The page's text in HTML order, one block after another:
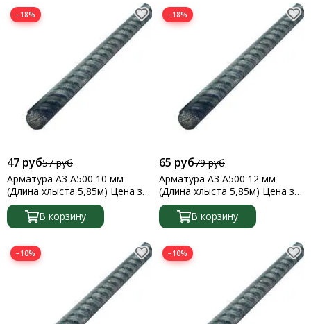
−18%
47 руб57 руб
Арматура А3 А500 10 мм
(Длина хлыста 5,85м) Цена за
1 метр
В корзину
−18%
65 руб79 руб
Арматура А3 А500 12 мм
(Длина хлыста 5,85м) Цена за
1 метр
В корзину
−10% −10%